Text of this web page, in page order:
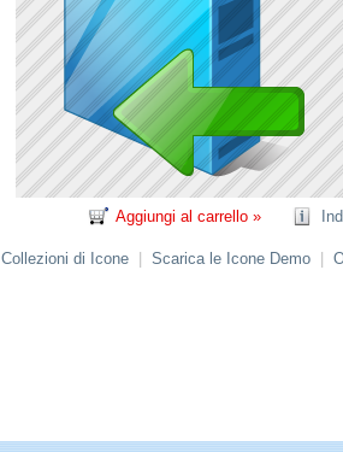
Aggiungi al carrello »
Collezioni di Icone Scarica le Icone Demo